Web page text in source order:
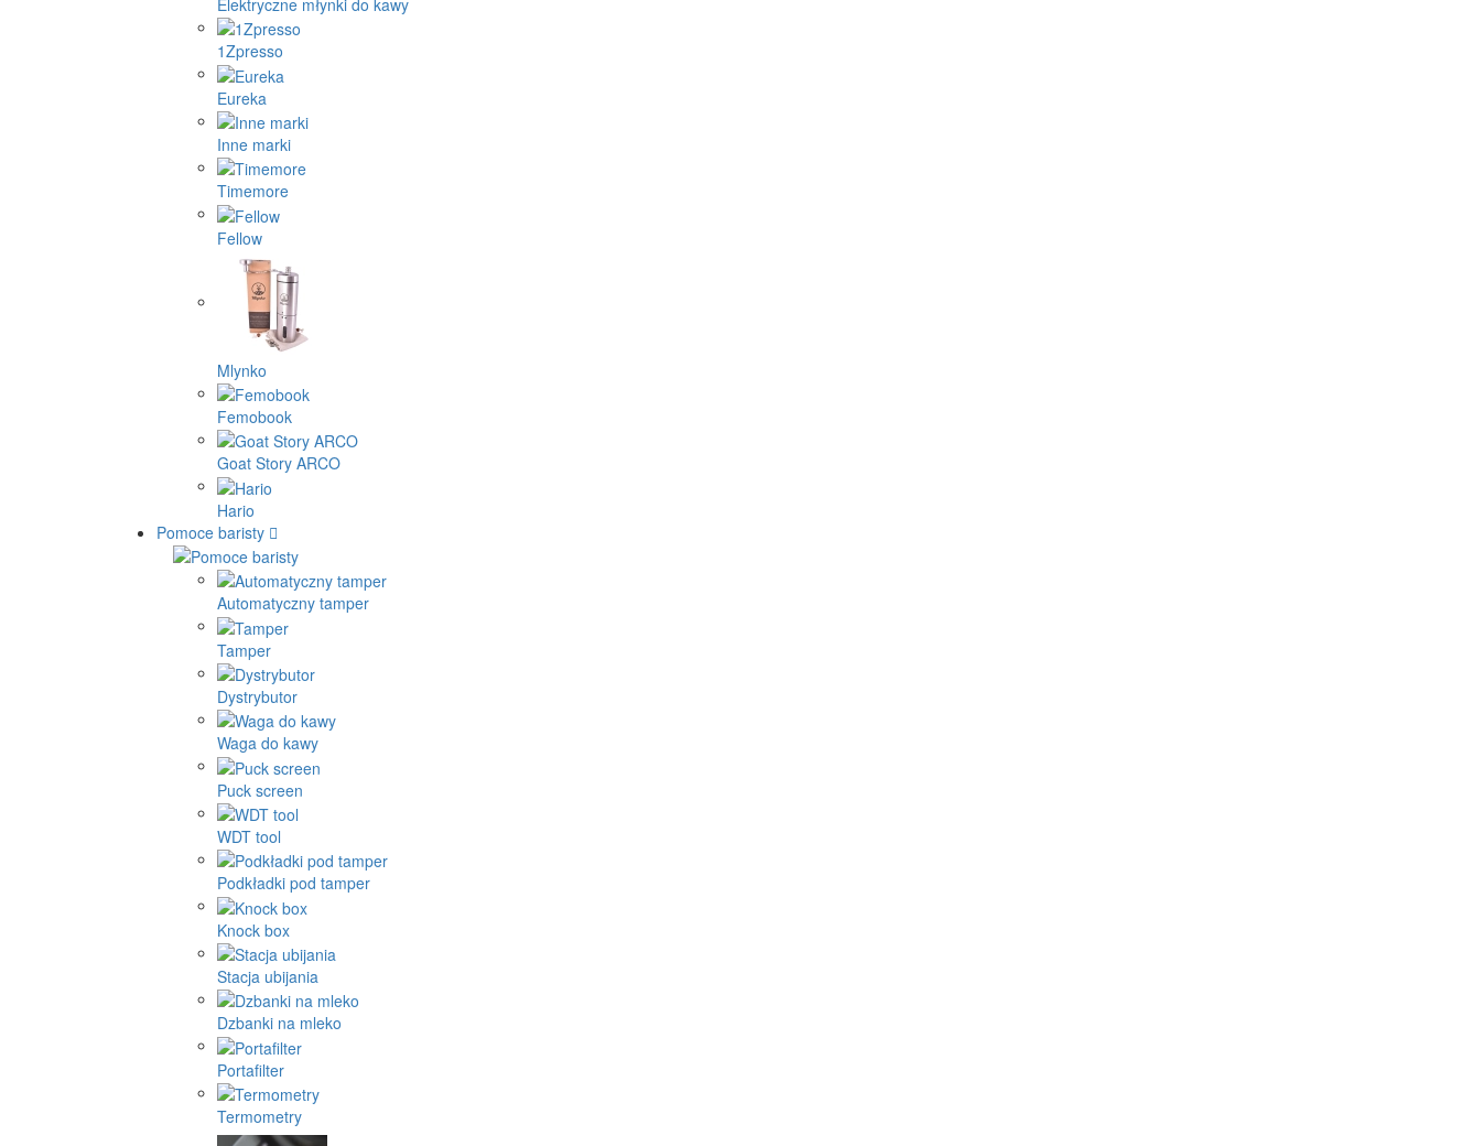
Elektryczne młynki do kawy
1Zpresso
Eureka
Inne marki
Timemore
Fellow
Mlynko
Femobook
Goat Story ARCO
Hario
Pomoce baristy
Automatyczny tamper
Tamper
Dystrybutor
Waga do kawy
Puck screen
WDT tool
Podkładki pod tamper
Knock box
Stacja ubijania
Dzbanki na mleko
Portafilter
Termometry